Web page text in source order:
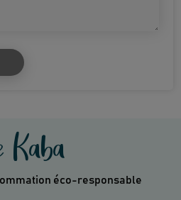
Kaba
éco-responsable